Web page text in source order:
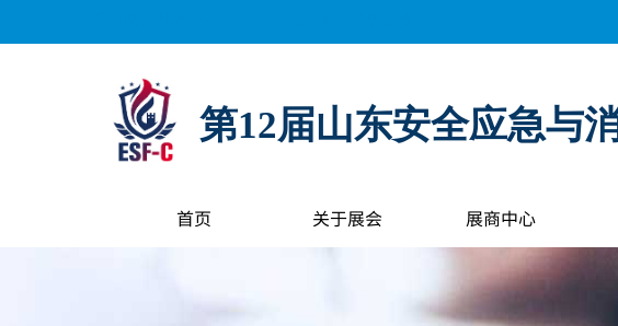
第12届山东安全应急与
首页 关于展会 展商中心